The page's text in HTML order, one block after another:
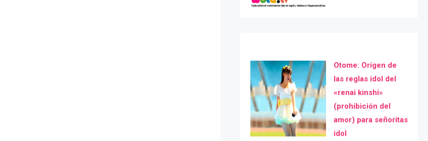
Otome: Orígen de
las reglas idol del
«renai kinshi»
(prohibición del
amor) para señoritas
idol